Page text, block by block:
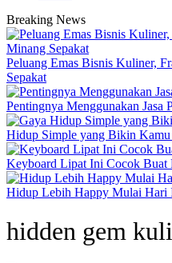
Breaking News
Peluang Emas Bisnis Kuliner,
Sepakat
Pentingnya Menggunakan Jasa
Hidup Simple yang Bikin
Keyboard Lipat Ini Cocok Buat
Hidup Lebih Happy Mulai Hari
hidden gem